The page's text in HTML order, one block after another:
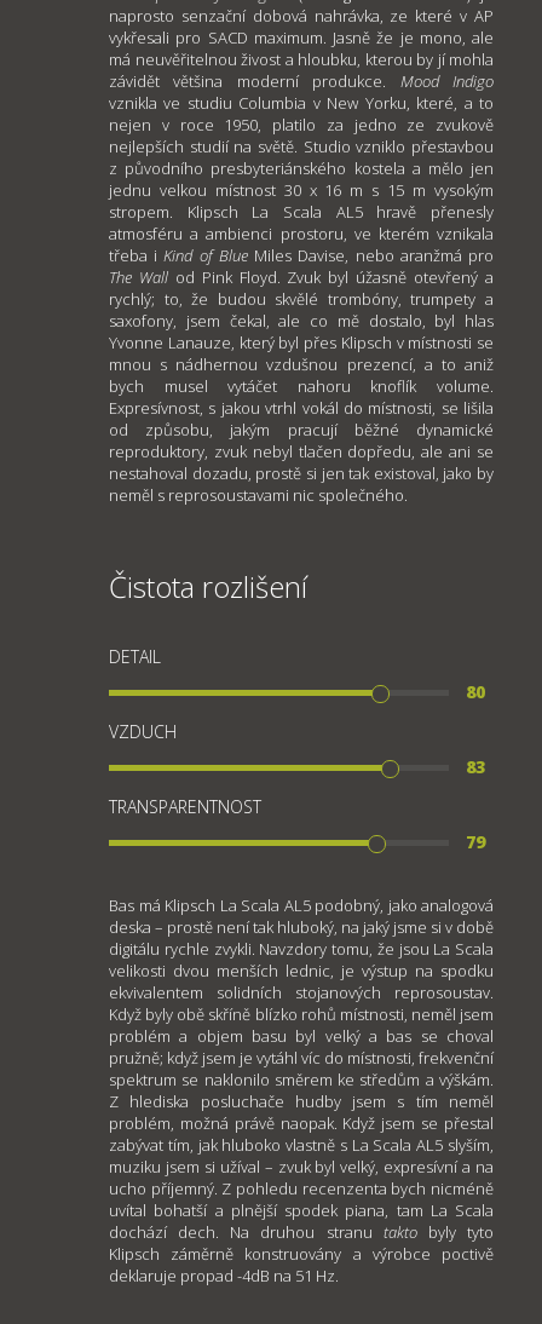
naprosto senzační dobová nahrávka, ze které v AP
vykřesali pro SACD maximum. Jasně že je mono, ale
má neuvěřitelnou živost a hloubku, kterou by jí mohla
závidět většina moderní produkce. Mood Indigo
vznikla ve studiu Columbia v New Yorku, které, a to
nejen v roce 1950, platilo za jedno ze zvukově
nejlepších studií na světě. Studio vzniklo přestavbou
z původního presbyteriánského kostela a mělo jen
jednu velkou místnost 30 x 16 m s 15 m vysokým
stropem. Klipsch La Scala AL5 hravě přenesly
atmosféru a ambienci prostoru, ve kterém vznikala
třeba iKind of Blue Miles Davise, nebo aranžmá pro
The Wall od Pink Floyd. Zvuk byl úžasně otevřený a
rychlý; to, že budou skvělé trombóny, trumpety a
saxofony, jsem čekal, ale co mě dostalo, byl hlas
Yvonne Lanauze, který byl přes Klipsch v místnosti se
mnou s nádhernou vzdušnou prezencí, a to aniž
bych musel vytáčet nahoru knoflík volume.
Expresívnost, s jakou vtrhl vokál do místnosti, se lišila
od způsobu, jakým pracují běžné dynamické
reproduktory, zvuk nebyl tlačen dopředu, ale ani se
nestahoval dozadu, prostě si jen tak existoval, jako by
neměl s reprosoustavami nic společného.
Čistota rozlišení
DETAIL
80
VZDUCH
83
TRANSPARENTNOST
79
Bas má Klipsch La Scala AL5 podobný, jako analogová
deska – prostě není tak hluboký, na jaký jsme si v době
digitálu rychle zvykli. Navzdory tomu, že jsou La Scala
velikosti dvou menších lednic, je výstup na spodku
ekvivalentem solidních stojanových reprosoustav.
Když byly obě skříně blízko rohů místnosti, neměl jsem
problém a objem basu byl velký a bas se choval
pružně; když jsem je vytáhl víc do místnosti, frekvenční
spektrum se naklonilo směrem ke středům a výškám.
Z hlediska posluchače hudby jsem s tím neměl
problém, možná právě naopak. Když jsem se přestal
zabývat tím, jak hluboko vlastně s La Scala AL5 slyším,
muziku jsem si užíval – zvuk byl velký, expresívní a na
ucho příjemný. Z pohledu recenzenta bych nicméně
uvítal bohatší a plnější spodek piana, tam La Scala
dochází dech. Na druhou stranu takto byly tyto
Klipsch záměrně konstruovány a výrobce poctivě
deklaruje propad -4dB na 51 Hz.